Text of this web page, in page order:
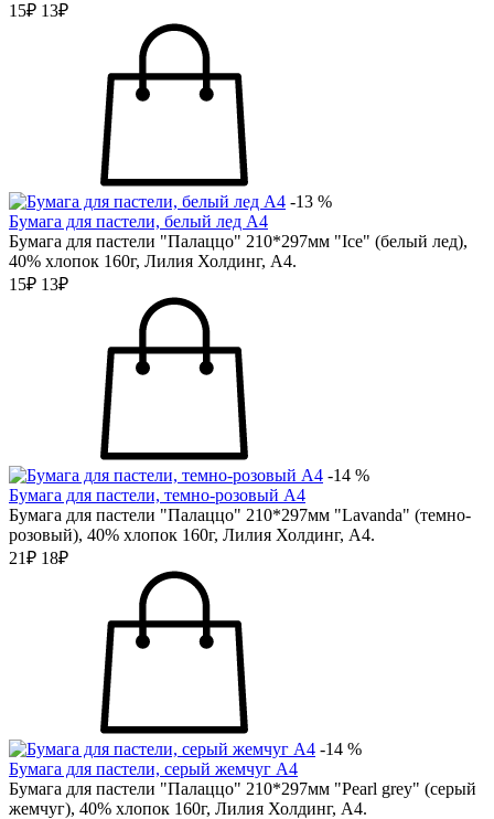
15₽ 13₽
-13 %
Бумага для пастели, белый лед А4
Бумага для пастели "Палаццо" 210*297мм "Ice" (белый лед),
40% хлопок 160г, Лилия Холдинг, А4.
15₽ 13₽
-14 %
Бумага для пастели, темно-розовый А4
Бумага для пастели "Палаццо" 210*297мм "Lavanda" (темно-
розовый), 40% хлопок 160г, Лилия Холдинг, А4.
21₽ 18₽
-14 %
Бумага для пастели, серый жемчуг А4
Бумага для пастели "Палаццо" 210*297мм "Pearl grey" (серый
жемчуг), 40% хлопок 160г, Лилия Холдинг, А4.